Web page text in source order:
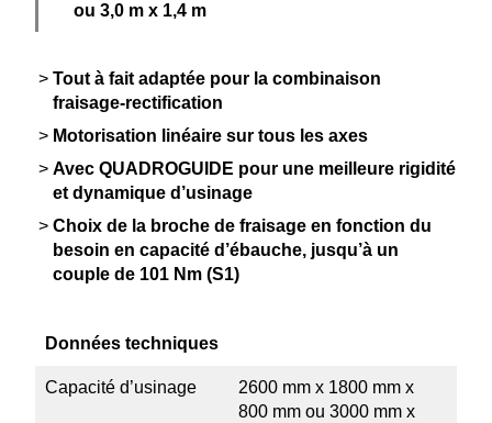
ou 3,0 m x 1,4 m
Tout à fait adaptée pour la combi­naison
fraisage-rectification
Motori­sation linéaire sur tous les axes
Avec QUADROGUIDE pour une meilleure rigidité
et dynamique d’usinage
Choix de la broche de fraisage en fonction du
besoin en capacité d’ébauche, jusqu’à un
couple de 101 Nm (S1)
Données techniques
Capacité d’usinage
2600 mm x 1800 mm x
800 mm ou 3000 mm x